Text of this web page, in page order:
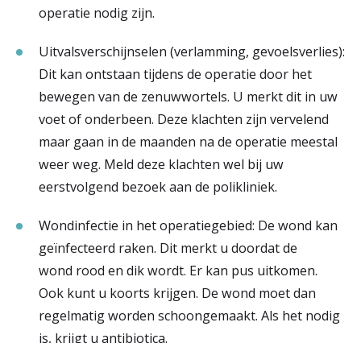
operatie nodig zijn.
Uitvalsverschijnselen (verlamming, gevoelsverlies):
Dit kan ontstaan tijdens de operatie door het
bewegen van de zenuwwortels. U merkt dit in uw
voet of onderbeen. Deze klachten zijn vervelend
maar gaan in de maanden na de operatie meestal
weer weg. Meld deze klachten wel bij uw
eerstvolgend bezoek aan de polikliniek.
Wondinfectie in het operatiegebied: De wond kan
geïnfecteerd raken. Dit merkt u doordat de
wond rood en dik wordt. Er kan pus uitkomen.
Ook kunt u koorts krijgen. De wond moet dan
regelmatig worden schoongemaakt. Als het nodig
is, krijgt u antibiotica.